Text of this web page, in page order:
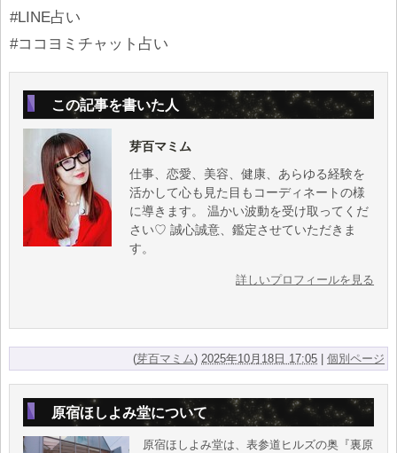
#LINE占い
#ココヨミチャット占い
この記事を書いた人
芽百マミム
仕事、恋愛、美容、健康、あらゆる経験を
活かして心も見た目もコーディネートの様
に導きます。 温かい波動を受け取ってくだ
さい♡ 誠心誠意、鑑定させていただきま
す。
詳しいプロフィールを見る
(芽百マミム) 2025年10月18日 17:05 |個別ページ
原宿ほしよみ堂について
原宿ほしよみ堂は、表参道ヒルズの奥『裏原